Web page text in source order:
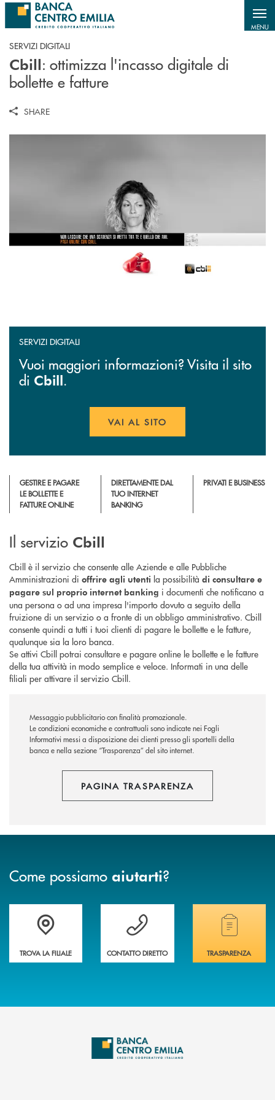
Salta al contenuto principale
MENU
SERVIZI DIGITALI
Cbill: ottimizza l'incasso digitale di
bollette e fatture
SHARE
SERVIZI DIGITALI
Vuoi maggiori informazioni? Visita il sito
di Cbill.
VAI AL SITO
GESTIRE E PAGARE
LE BOLLETTE E
FATTURE ONLINE
DIRETTAMENTE DAL
TUO INTERNET
BANKING
PRIVATI E BUSINESS
Il servizio Cbill
Cbill è il servizio che consente alle Aziende e alle Pubbliche
Amministrazioni di offrire agli utenti la possibilità di consultare e
pagare sul proprio internet banking i documenti che notificano a
una persona o ad una impresa l'importo dovuto a seguito della
fruizione di un servizio o a fronte di un obbligo amministrativo. Cbill
consente quindi a tutti i tuoi clienti di pagare le bollette e le fatture,
qualunque sia la loro banca.
Se attivi Cbill potrai consultare e pagare online le bollette e le fatture
della tua attività in modo semplice e veloce. Informati in una delle
filiali per attivare il servizio Cbill.
Messaggio pubblicitario con finalità promozionale.
Le condizioni economiche e contrattuali sono indicate nei Fogli
Informativi messi a disposizione dei clienti presso gli sportelli della
banca e nella sezione “Trasparenza” del sito internet.
PAGINA TRASPARENZA
Come possiamo aiutarti?
Accedi all' elenco completo delle filiali
TROVA LA FILIALE
Vuoi avere maggiori informazioni sulla
CONTATTO DIRETTO
Hai bisogno di
TRASPARENZA